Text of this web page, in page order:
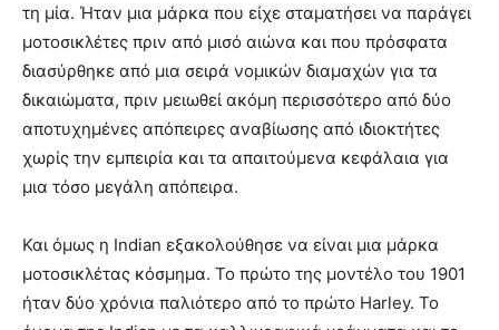
τη μία. Ήταν μια μάρκα που είχε σταματήσει να παράγει
μοτοσικλέτες πριν από μισό αιώνα και που πρόσφατα
διασύρθηκε από μια σειρά νομικών διαμαχών για τα
δικαιώματα, πριν μειωθεί ακόμη περισσότερο από δύο
αποτυχημένες απόπειρες αναβίωσης από ιδιοκτήτες
χωρίς την εμπειρία και τα απαιτούμενα κεφάλαια για
μια τόσο μεγάλη απόπειρα.
Και όμως η Indian εξακολούθησε να είναι μια μάρκα
μοτοσικλέτας κόσμημα. Το πρώτο της μοντέλο του 1901
ήταν δύο χρόνια παλιότερο από το πρώτο Harley. Το